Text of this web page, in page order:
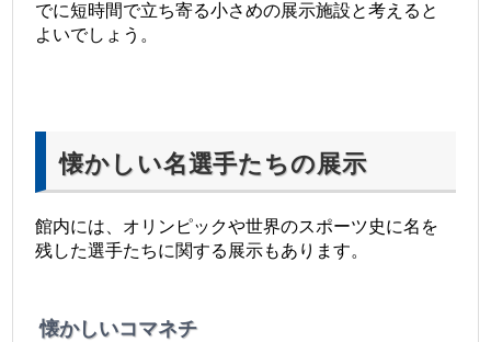
でに短時間で立ち寄る小さめの展示施設と考えると
よいでしょう。
懐かしい名選手たちの展示
館内には、オリンピックや世界のスポーツ史に名を
残した選手たちに関する展示もあります。
懐かしいコマネチ